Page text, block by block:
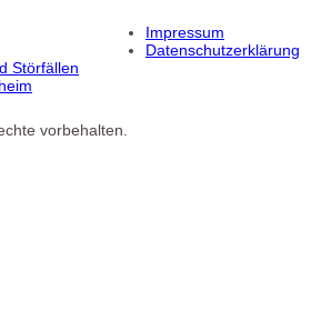
Störfällen
Impressum
Datenschutzerklärung
vorbehalten.